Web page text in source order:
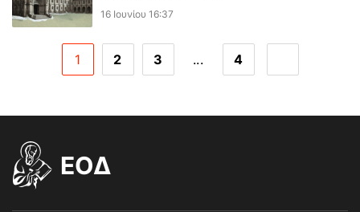
16 Ιουνίου 16:37
1 2 3 ... 4
EOΔ